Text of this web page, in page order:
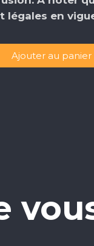
légales en
Ajouter au panier